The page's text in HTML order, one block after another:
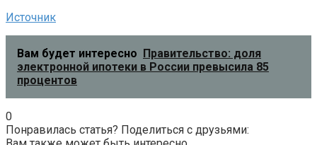
Источник
Вам будет интересно Правительство: доля
электронной ипотеки в России превысила 85
процентов
0
Понравилась статья? Поделиться с друзьями: